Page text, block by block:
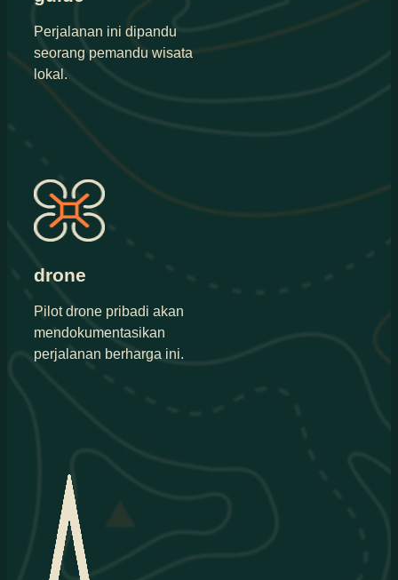
Perjalanan ini dipandu
seorang pemandu wisata
lokal.
drone
Pilot drone pribadi akan
mendokumentasikan
perjalanan berharga ini.